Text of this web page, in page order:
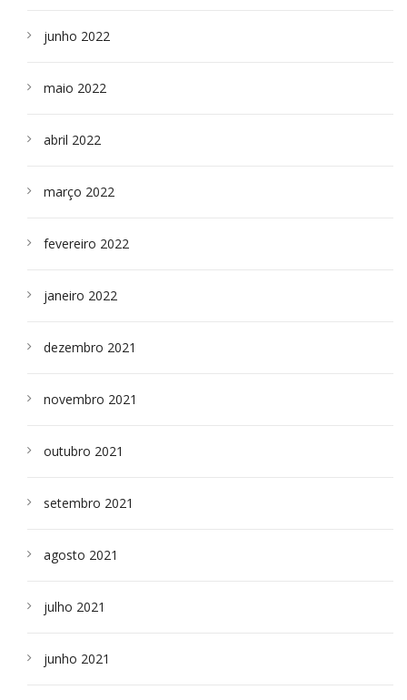
junho 2022
maio 2022
abril 2022
março 2022
fevereiro 2022
janeiro 2022
dezembro 2021
novembro 2021
outubro 2021
setembro 2021
agosto 2021
julho 2021
junho 2021